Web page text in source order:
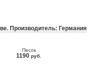
Производитель: Германия
Песок
1190 руб.